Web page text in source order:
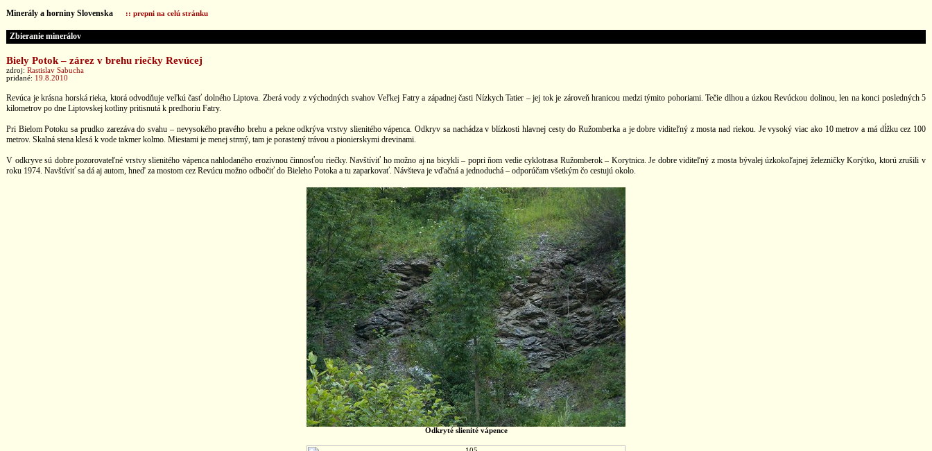
Minerály a horniny Slovenska :: prepni na celú stránku
Zbieranie minerálov
Biely Potok – zárez v brehu riečky Revúcej
zdroj: Rastislav Sabucha
pridané: 19.8.2010
Revúca je krásna horská rieka, ktorá odvodňuje veľkú časť dolného Liptova. Zberá vody z východných svahov Veľkej Fatry a západnej časti Nízkych Tatier – jej tok je zároveň hranicou medzi týmito pohoriami. Tečie dlhou a úzkou Revúckou dolinou, len na konci posledných 5
kilometrov po dne Liptovskej kotliny pritisnutá k predhoriu Fatry.
Pri Bielom Potoku sa prudko zarezáva do svahu – nevysokého pravého brehu a pekne odkrýva vrstvy slienitého vápenca. Odkryv sa nachádza v blízkosti hlavnej cesty do Ružomberka a je dobre viditeľný z mosta nad riekou. Je vysoký viac ako 10 metrov a má dĺžku cez 100
metrov. Skalná stena klesá k vode takmer kolmo. Miestami je menej strmý, tam je porastený trávou a pionierskymi drevinami.
V odkryve sú dobre pozorovateľné vrstvy slienitého vápenca nahlodaného erozívnou činnosťou riečky. Navštíviť ho možno aj na bicykli – popri ňom vedie cyklotrasa Ružomberok – Korytnica. Je dobre viditeľný z mosta bývalej úzkokoľajnej železničky Korýtko, ktorú zrušili v
roku 1974. Navštíviť sa dá aj autom, hneď za mostom cez Revúcu možno odbočiť do Bieleho Potoka a tu zaparkovať. Návšteva je vďačná a jednoduchá – odporúčam všetkým čo cestujú okolo.
Odkryté slienité vápence